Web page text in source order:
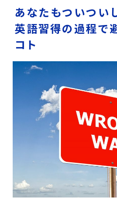
あなたもついつい
英語習得の過程で
コト